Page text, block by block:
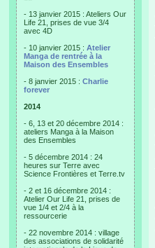
- 13 janvier 2015 : Ateliers Our
Life 21, prises de vue 3/4
avec 4D
- 10 janvier 2015 : Atelier
Manga de rentrée à la
Maison des Ensembles
- 8 janvier 2015 : Charlie
forever
2014
- 6, 13 et 20 décembre 2014 :
ateliers Manga à la Maison
des Ensembles
- 5 décembre 2014 : 24
heures sur Terre avec
Science Frontières et Terre.tv
- 2 et 16 décembre 2014 :
Atelier Our Life 21, prises de
vue 1/4 et 2/4 à la
ressourcerie
- 22 novembre 2014 : village
des associations de solidarité